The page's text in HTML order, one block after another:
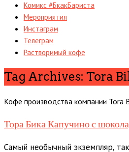
Комикс #БкакБариста
Мероприятия
Инстаграм
Телеграм
Растворимый кофе
Tag Archives: Tora
Кофе производства компании Tora
Тора Бика Капучино с
Самый необычный экземпляр,